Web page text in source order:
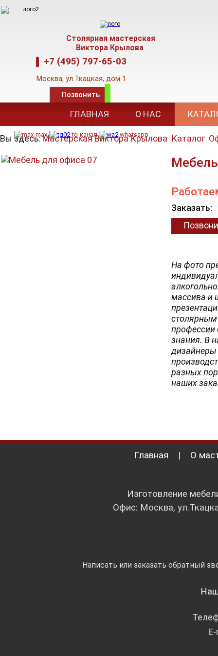
Столярная мастерская
Виктора Крылова
+7 (495) 797-65-03
Москва, ул.Ткацкая, дом 1
Позвонить
E-mail: mkva@mail.ru, www.kryloff.su
max tg-канал whatsapp
ГЛАВНАЯ О НАС
Вы здесь:Мастерская Виктора Крылова Каталог
Заказать:
На фото
массива и
столярным
профессии
знания. В
дизайнеры
разных
наших
Главная | О
Изготовление
Офис: Москва,
Написать или заказать обратный